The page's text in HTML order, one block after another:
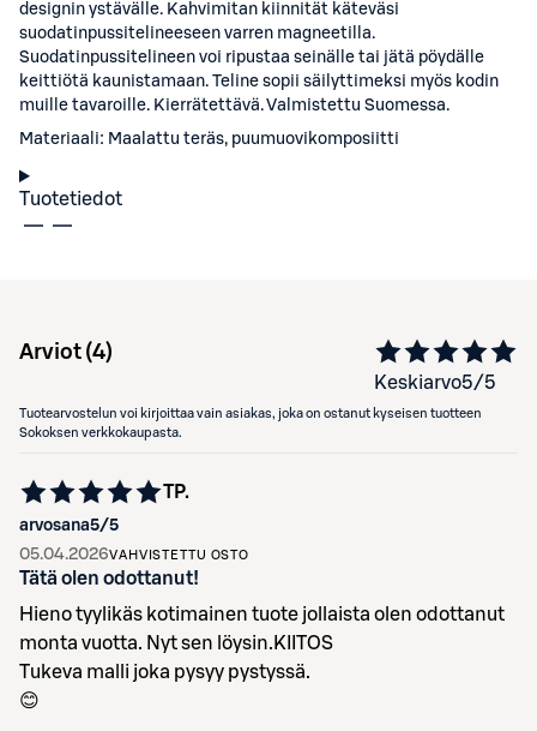
designin ystävälle. Kahvimitan kiinnität käteväsi
suodatinpussitelineeseen varren magneetilla.
Suodatinpussitelineen voi ripustaa seinälle tai jätä pöydälle
keittiötä kaunistamaan. Teline sopii säilyttimeksi myös kodin
muille tavaroille. Kierrätettävä. Valmistettu Suomessa.
Materiaali: Maalattu teräs, puumuovikomposiitti
Tuotetiedot
Arviot (4)
Keskiarvo5/5
Tuotearvostelun voi kirjoittaa vain asiakas, joka on ostanut kyseisen tuotteen
Sokoksen verkkokaupasta.
arvosana5/5
TP.
05.04.2026VAHVISTETTU OSTO
Tätä olen odottanut!
Hieno tyylikäs kotimainen tuote jollaista olen odottanut
monta vuotta. Nyt sen löysin.KIITOS
Tukeva malli joka pysyy pystyssä.
😊